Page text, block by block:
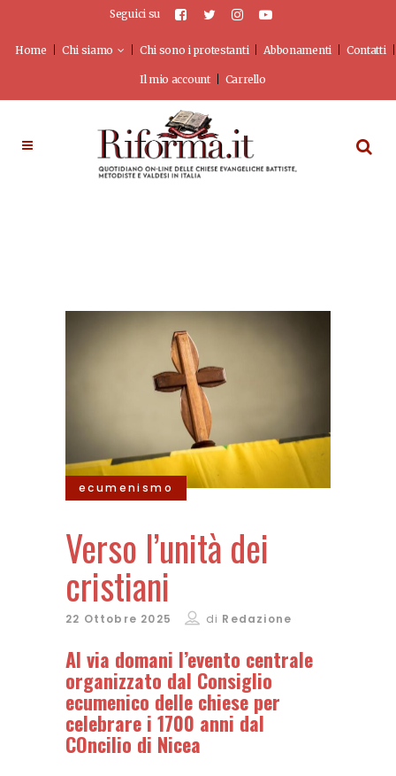
Seguici su
Home Chi siamo Chi sono i protestanti Abbonamenti Contatti
Il mio account Carrello
ecumenismo
Verso l’unità dei
cristiani
22 Ottobre 2025 di Redazione
Al via domani l’evento centrale
organizzato dal Consiglio
ecumenico delle chiese per
celebrare i 1700 anni dal
COncilio di Nicea